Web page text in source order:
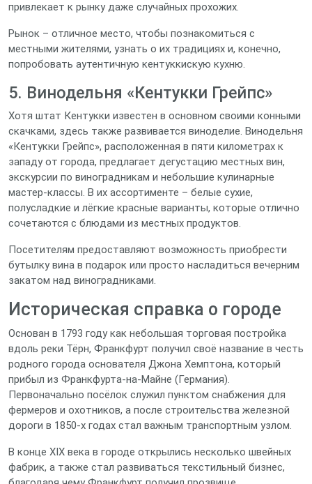
привлекает к рынку даже случайных прохожих.
Рынок – отличное место, чтобы познакомиться с
местными жителями, узнать о их традициях и, конечно,
попробовать аутентичную кентуккискую кухню.
5. Винодельня «Кентукки Грейпс»
Хотя штат Кентукки известен в основном своими конными
скачками, здесь также развивается виноделие. Винодельня
«Кентукки Грейпс», расположенная в пяти километрах к
западу от города, предлагает дегустацию местных вин,
экскурсии по виноградникам и небольшие кулинарные
мастер‑классы. В их ассортименте – белые сухие,
полусладкие и лёгкие красные варианты, которые отлично
сочетаются с блюдами из местных продуктов.
Посетителям предоставляют возможность приобрести
бутылку вина в подарок или просто насладиться вечерним
закатом над виноградниками.
Историческая справка о городе
Основан в 1793 году как небольшая торговая постройка
вдоль реки Тёрн, Франкфурт получил своё название в честь
родного города основателя Джона Хемптона, который
прибыл из Франкфурта-на-Майне (Германия).
Первоначально посёлок служил пунктом снабжения для
фермеров и охотников, а после строительства железной
дороги в 1850‑х годах стал важным транспортным узлом.
В конце XIX века в городе открылись несколько швейных
фабрик, а также стал развиваться текстильный бизнес,